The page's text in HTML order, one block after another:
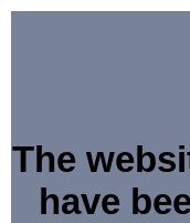
The
have